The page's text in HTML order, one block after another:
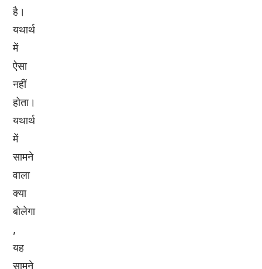
है।
यथार्थ
में
ऐसा
नहीं
होता।
यथार्थ
में
सामने
वाला
क्या
बोलेगा
,
यह
सामने